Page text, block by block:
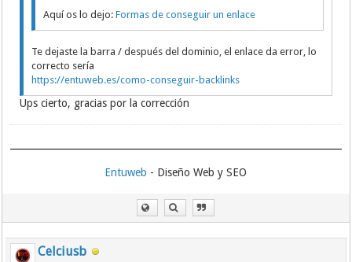
Aquí os lo dejo:Formas de conseguir un enlace
Te dejaste la barra / después del dominio, el enlace da error, lo
correcto sería
https://entuweb.es/como-conseguir-backlinks
Ups cierto, gracias por la corrección
Entuweb - Diseño Web y SEO
Celciusb